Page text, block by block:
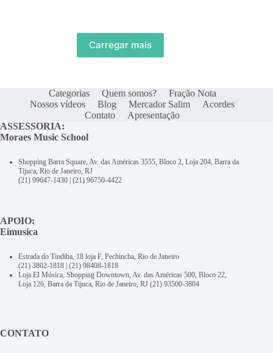
Carregar mais
Categorias Quem somos?
Fração Nota
Nossos vídeos
Blog Mercador Salim
Acordes
Contato
Apresentação
ASSESSORIA:
Moraes Music School
Shopping Barra Square, Av. das Américas 3555, Bloco 2, Loja 204, Barra da
Tijuca, Rio de Janeiro, RJ
(21) 99647-1430 (21) 96750-4422
APOIO:
Eimusica
Estrada do Tindiba, 18 loja F, Pechincha, Rio de Janeiro
(21) 3802-1818 (21) 98408-1818
Loja EI Música, Shopping Downtown, Av. das Américas 500, Bloco 22,
Loja 126, Barra da Tijuca, Rio de Janeiro, RJ (21) 93500-3804
CONTATO